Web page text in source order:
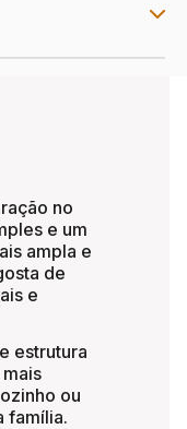
no
e um
ampla e
de
e
estrutura
ou
família.